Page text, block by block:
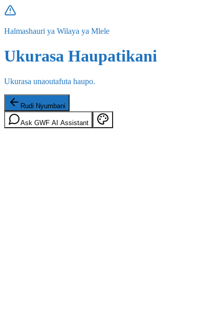
Halmashauri ya Wilaya ya Mlele
Ukurasa Haupatikani
Ukurasa unaoutafuta haupo.
Rudi Nyumbani
Ask GWF AI Assistant